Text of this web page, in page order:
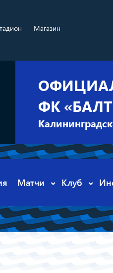
Магазин
ФК
Матчи Клуб